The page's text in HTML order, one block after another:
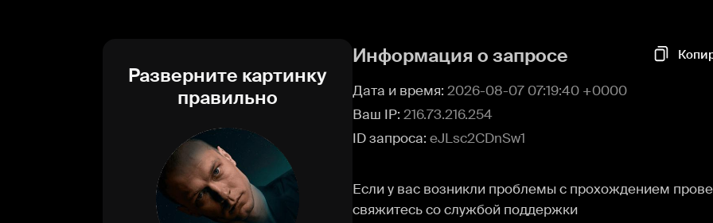
Разверните картинку
правильно
Информация о запросе
Дата и время: 2026-08-07 07:19:40 +0000
Ваш IP: 216.73.216.254
ID запроса: eJLsc2CDnSw1
Если у вас возникли проблемы с прохождением
свяжитесь со службой поддержки